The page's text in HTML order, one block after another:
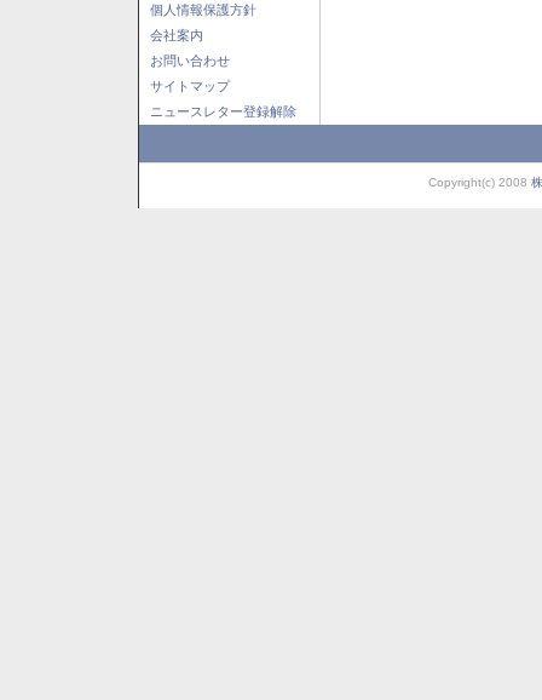
個人情報保護方針
会社案内
お問い合わせ
サイトマップ
ニュースレター登録解除
Copyright(c) 2008